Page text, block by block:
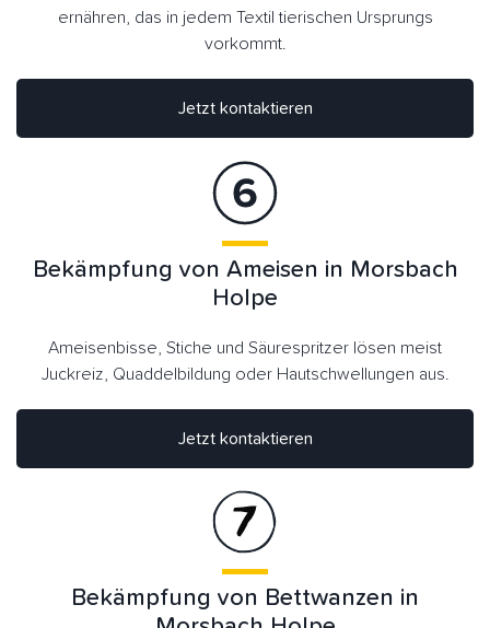
ernähren, das in jedem Textil tierischen Ursprungs
vorkommt.
Jetzt kontaktieren
Jetzt kontaktieren
Bekämpfung von Ameisen in Morsbach
Holpe
Ameisenbisse, Stiche und Säurespritzer lösen meist
Juckreiz, Quaddelbildung oder Hautschwellungen aus.
Bekämpfung von Bettwanzen in